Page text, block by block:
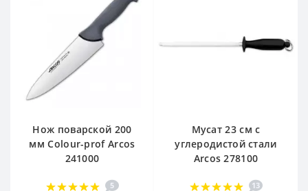
Нож поварской 200
мм Сolour-prof Arcos
241000
5
Мусат 23 см с
углеродистой стали
Arcos 278100
13